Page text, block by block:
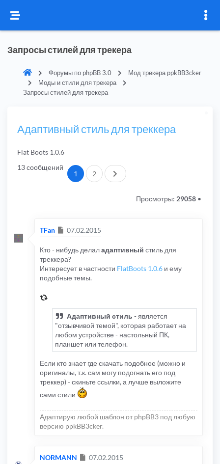
Запросы стилей для трекера
Форумы по phpBB 3.0
Мод трекера ppkBB3cker
Моды и стили для трекера
Запросы стилей для трекера
Адаптивный стиль для треккера
Flat Boots 1.0.6
13 сообщений
1 2 След.
Просмотры: 29058 •
TFan Сообщение
07.02.2015
Кто - нибудь делаладаптивный стиль для
треккера?
Интересует в частности FlatBoots 1.0.6 и ему
подобные темы.
Адаптивный стиль - является
"отзывчивой темой", которая работает на
любом устройстве - настольный ПК,
планшет или телефон.
Если кто знает где скачать подобное (можно и
оригиналы, т.к. сам могу подогнать его под
треккер) - скиньте ссылки, а лучше выложите
сами стили
Адаптирую любой шаблон от phpBB3 под любую
версию ppkBB3cker.
NORMANN Сообщение
07.02.2015